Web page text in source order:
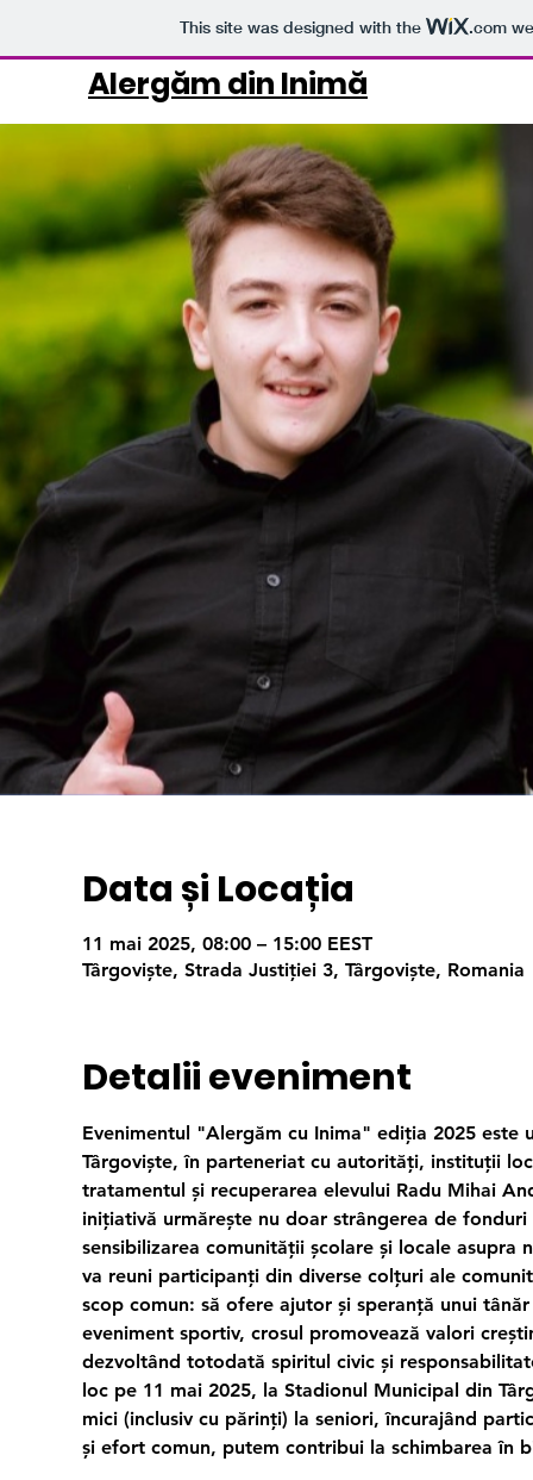
This site was designed with the .com
Alergăm din Inimă
Data și Locația
11 mai 2025, 08:00 – 15:00 EEST
Târgoviște, Strada Justiției 3, Târgoviște, Romania
Detalii eveniment
Evenimentul "Alergăm cu Inima" ediția 2025
Târgoviște, în parteneriat cu autorități, instituții
tratamentul și recuperarea elevului Radu Mihai
inițiativă urmărește nu doar strângerea de
sensibilizarea comunității școlare și locale
va reuni participanți din diverse colțuri ale
scop comun: să ofere ajutor și speranță unui
eveniment sportiv, crosul promovează valori
dezvoltând totodată spiritul civic și
loc pe 11 mai 2025, la Stadionul Municipal din
mici (inclusiv cu părinți) la seniori, încurajând
și efort comun, putem contribui la schimbarea în